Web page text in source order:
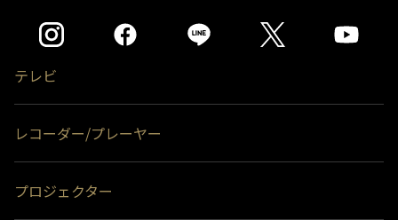
テレビ
レコーダー/プレーヤー
プロジェクター